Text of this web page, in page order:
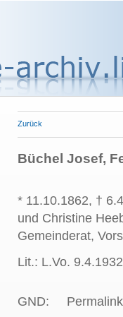
Zurück
Büchel Josef,
* 11.10.1862, †
und Christine
Gemeinderat,
Lit.: L.Vo.
GND: